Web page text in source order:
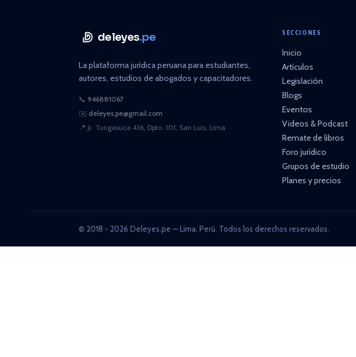
deleyes.pe
La plataforma jurídica peruana para estudiantes,
autores, estudios de abogados y capacitadores.
📞 946881067
✉️ deleyes.pe@gmail.com
📍 Jr. Tungasuca 436, Dpto. 101, San Luis, Lima
SECCIONES
Inicio
Artículos
Legislación
Blogs
Eventos
Videos & Podcast
Remate de libros
Foro jurídico
Grupos de estudio
Planes y precios
© 2018 - 2026 Deleyes.pe — Lima, Perú. Todos los derechos reservados.